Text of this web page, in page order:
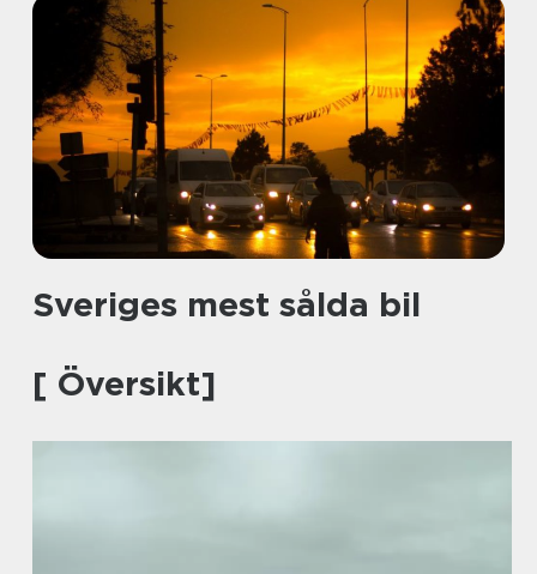
Sveriges mest sålda bil
[ Översikt]